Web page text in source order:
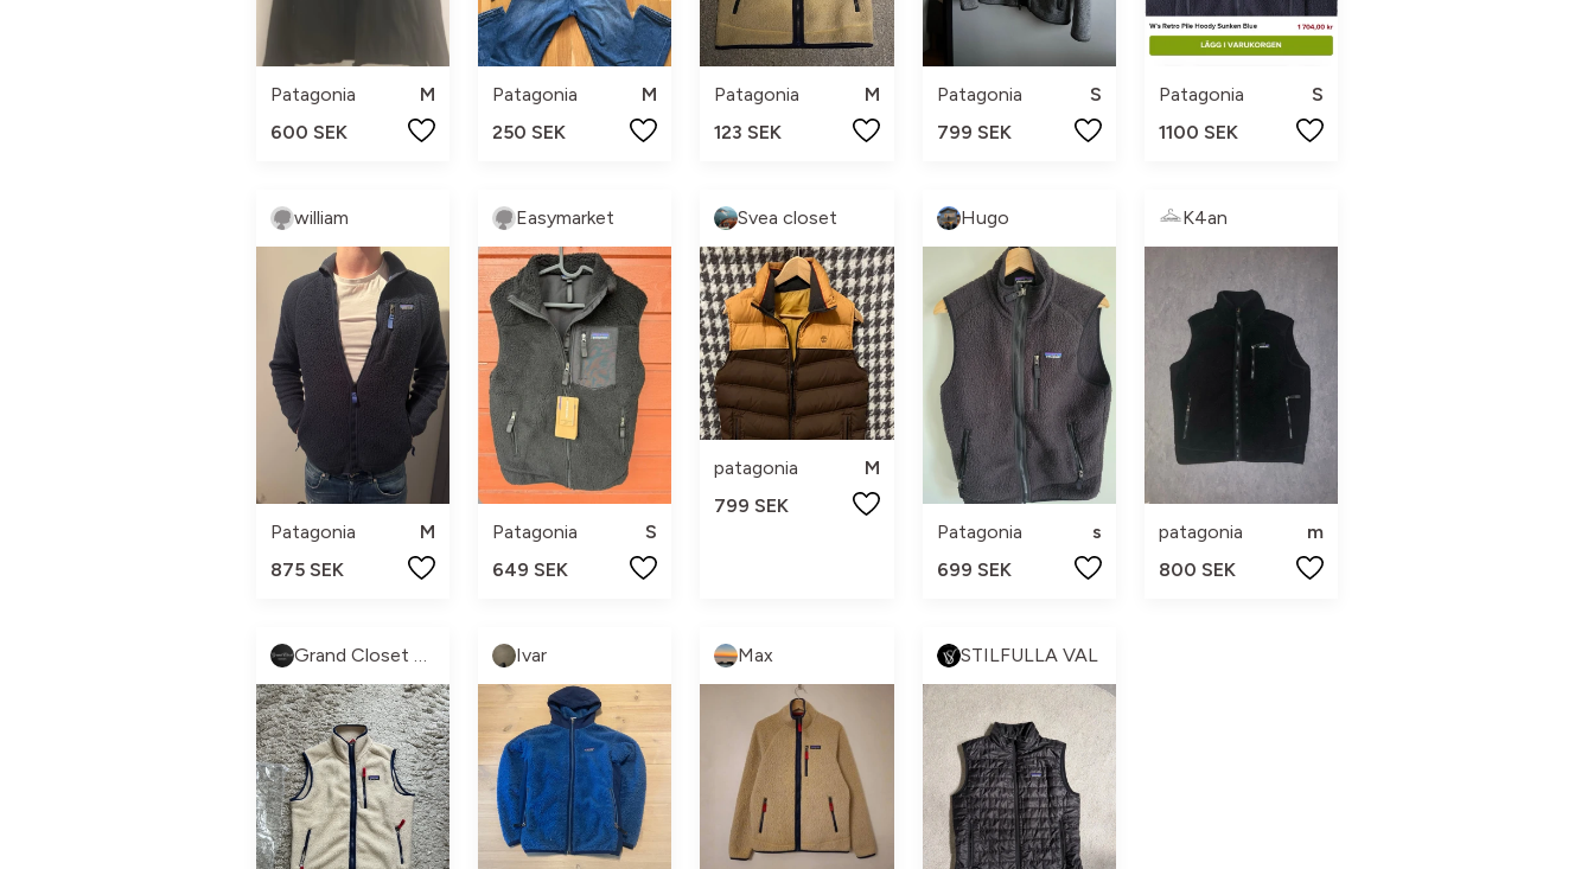
Patagonia
M
600 SEK
Patagonia
M
250 SEK
Patagonia
M
123 SEK
Patagonia
S
799 SEK
Patagonia
S
1100 SEK
william
Patagonia
M
875 SEK
Easymarket
Patagonia
S
649 SEK
Svea closet
patagonia
M
799 SEK
Hugo
Patagonia
s
699 SEK
K4an
patagonia
m
800 SEK
Grand Closet Sweden Ivar Max STILFULLA VAL